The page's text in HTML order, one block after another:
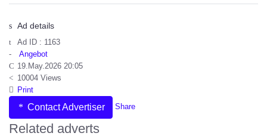
Ad details
Ad ID : 1163
Angebot
19.May.2026 20:05
10004 Views
Print
Contact Advertiser Share
Related adverts